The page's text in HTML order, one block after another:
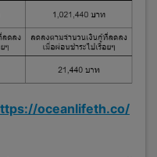
oceanlifeth.co/